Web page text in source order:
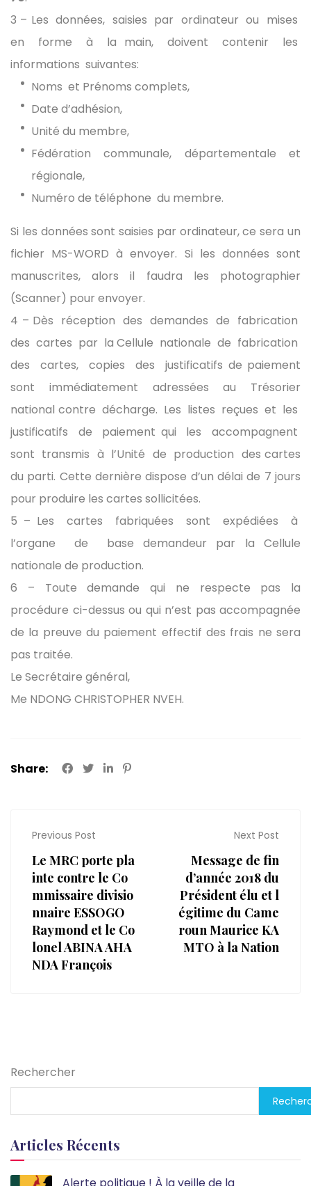
3 – Les données, saisies par ordinateur ou mises
en forme à la main, doivent contenir les
informations suivantes:
Noms et Prénoms complets,
Date d’adhésion,
Unité du membre,
Fédération communale, départementale et
régionale,
Numéro de téléphone du membre.
Si les données sont saisies par ordinateur, ce sera un
fichier MS-WORD à envoyer. Si les données sont
manuscrites, alors il faudra les photographier
(Scanner) pour envoyer.
4 – Dès réception des demandes de fabrication
des cartes par la Cellule nationale de fabrication
des cartes, copies des justificatifs de paiement
sont immédiatement adressées au Trésorier
national contre décharge. Les listes reçues et les
justificatifs de paiement qui les accompagnent
sont transmis à l’Unité de production des cartes
du parti. Cette dernière dispose d’un délai de 7 jours
pour produire les cartes sollicitées.
5 – Les cartes fabriquées sont expédiées à
l’organe de base demandeur par la Cellule
nationale de production.
6 – Toute demande qui ne respecte pas la
procédure ci-dessus ou qui n’est pas accompagnée
de la preuve du paiement effectif des frais ne sera
pas traitée.
Le Secrétaire général,
Me NDONG CHRISTOPHER NVEH.
Share:
Previous Post
Le MRC porte pla
inte contre le Co
mmissaire divisio
nnaire ESSOGO
Raymond et le Co
lonel ABINA AHA
NDA François
Next Post
Message de fin
d’année 2018 du
Président élu et l
égitime du Came
roun Maurice KA
MTO à la Nation
Rechercher
Articles Récents